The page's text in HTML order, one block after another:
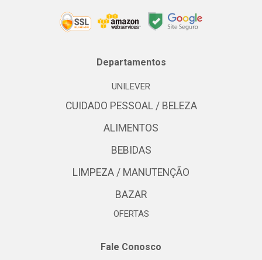
Departamentos
UNILEVER
CUIDADO PESSOAL / BELEZA
ALIMENTOS
BEBIDAS
LIMPEZA / MANUTENÇÃO
BAZAR
OFERTAS
Fale Conosco